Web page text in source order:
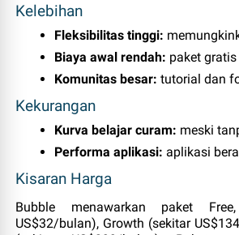
Kelebihan
Fleksibilitas tinggi:
Biaya awal rendah: paket
Komunitas besar: tutorial dan
Kekurangan
Kurva belajar curam: meski
Performa aplikasi: aplikasi
Kisaran Harga
Bubble menawarkan paket
US$32/bulan), Growth (sekitar